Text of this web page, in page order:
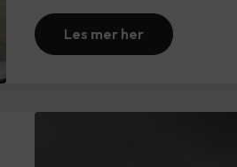
Les mer her